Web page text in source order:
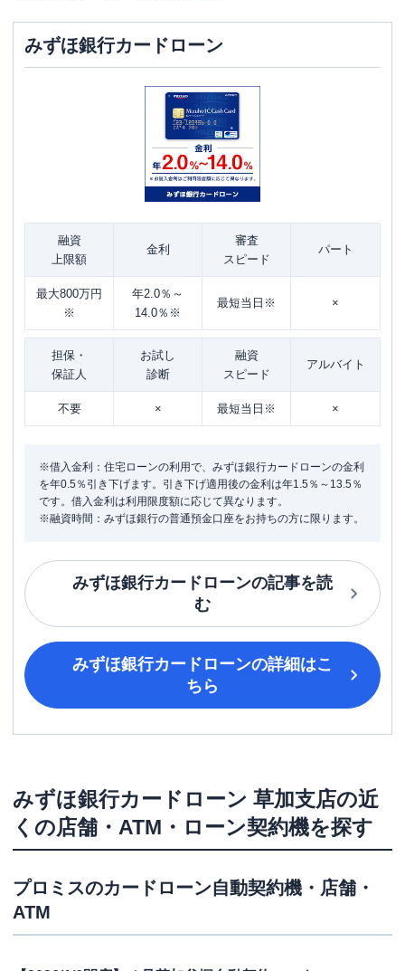
みずほ銀行カードローン
融資
上限額
金利
審査
スピード
パート
最大800万円
※
年2.0％～
14.0％※
最短当日※ ×
担保・
保証人
お試し
診断
融資
スピード
アルバイト
不要 × 最短当日※ ×
※借入金利：住宅ローンの利用で、みずほ銀行カードローンの金利
を年0.5％引き下げます。引き下げ適用後の金利は年1.5％～13.5％
です。借入金利は利用限度額に応じて異なります。
※融資時間：みずほ銀行の普通預金口座をお持ちの方に限ります。
みずほ銀行カードローンの記事を読
む
みずほ銀行カードローンの詳細はこ
ちら
みずほ銀行カードローン 草加支店の近
くの店舗・ATM・ローン契約機を探す
プロミスのカードローン自動契約機・店舗・
ATM